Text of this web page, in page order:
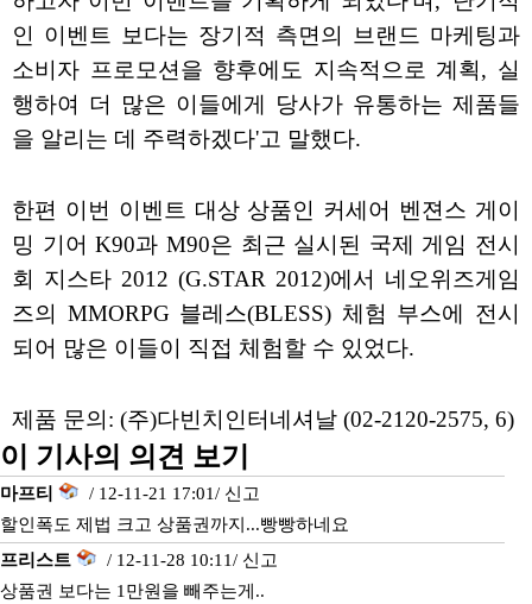
인 이벤트 보다는 장기적 측면의 브랜드 마케팅과
소비자 프로모션을 향후에도 지속적으로 계획, 실
행하여 더 많은 이들에게 당사가 유통하는 제품들
을 알리는 데 주력하겠다'고 말했다.
한편 이번 이벤트 대상 상품인 커세어 벤젼스 게이
밍 기어 K90과 M90은 최근 실시된 국제 게임 전시
회 지스타 2012 (G.STAR 2012)에서 네오위즈게임
즈의 MMORPG 블레스(BLESS) 체험 부스에 전시
되어 많은 이들이 직접 체험할 수 있었다.
제품 문의: (주)다빈치인터네셔날 (02-2120-2575, 6)
이 기사의 의견 보기
마프티 / 12-11-21 17:01/ 신고
할인폭도 제법 크고 상품권까지...빵빵하네요
프리스트
/ 12-11-28 10:11/ 신고
상품권 보다는 1만원을 빼주는게..